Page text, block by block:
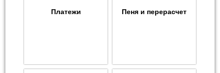
Платежи Пеня и перерасчет